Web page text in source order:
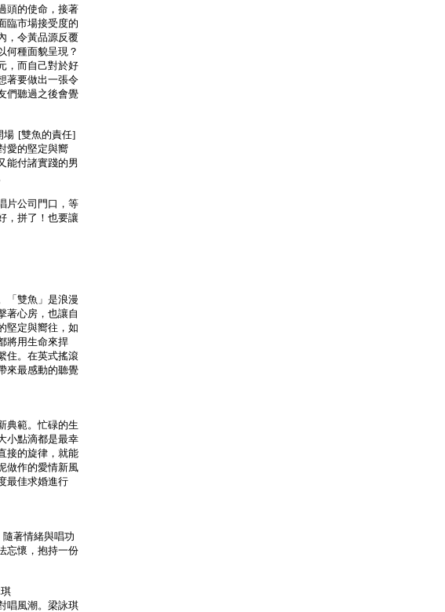
頭的使命，接著
臨市場接受度的
，令黃品源反覆
何種面貌呈現？
，而自己對於好
著要做出一張令
們聽過之後會覺
場 [雙魚的責任]
愛的堅定與嚮
能付諸實踐的男
片公司門口，等
，拼了！也要讓
「雙魚」是浪漫
著心房，也讓自
堅定與嚮往，如
將用生命來捍
住。在英式搖滾
來最感動的聽覺
典範。忙碌的生
小點滴都是最幸
接的旋律，就能
做作的愛情新風
最佳求婚進行
著情緒與唱功
忘懷，抱持一份
唱風潮。梁詠琪